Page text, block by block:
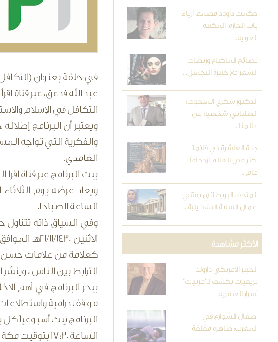
عبد الله فدعق، عبر قناة
التكافل في الإسلام
ويعتبر أن البرنامج
والفكرية التي تواجه
الغامدي.
الساعة 11 صباحا.
وفي السياق ذاته تتناول
كعلامة من علامات حسن
الترابط بين الناس ،
يبحر البرنامج في أهم
مواقف درامية
الساعة 17:30 بتوقيت مكة المكرمة.
حكمت داوود مصمم أزياء
باب الحارة: المكتبة
العربية...
نصائح الماكياج وربطات
الشعر مع خبيرة التجميل...
الدكتور شكري المبخوت:
الطلياني شخصية من
عالمنا...
جدة العاشرة في قائمة
أكثر مدن العالم ازدحاماً
عام...
المتحف البريطاني يقتني
أعمال الفنانة التشكيلية...
الأكثر مشاهدة
الخبير الأمريكي دارولد
تريفيرت يكشف لـ"عربيات"
أسرار العبقرية
أطفال الشوارع في
المغرب: ظاهرة مقلقة